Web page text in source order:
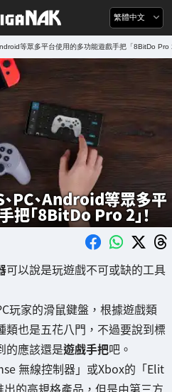
繁體中文
等眾多平台使用的多功能遊戲手把「8BitDo Pro
PC、Android等眾多平
「8BitDo Pro 2」！
可以說是玩遊戲不可或缺的工具
玩家的滑鼠鍵盤，根據遊戲類
類也是五花八門，不過要說到標
的應該還是遊戲手把吧。
無線控制器」或Xbox的「Elit
的高規格產品，但是由第三方